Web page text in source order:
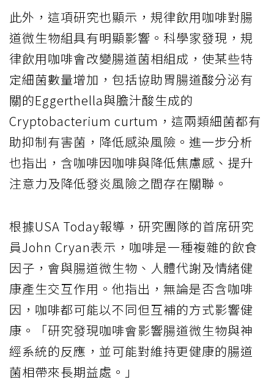
此外，這項研究也顯示，規律飲用咖啡對腸
道微生物組具有明顯影響。科學家發現，規
律飲用咖啡會改變腸道菌相組成，使某些特
定細菌數量增加，包括協助胃腸道酸分泌有
關的Eggerthella與膽汁酸生成的
Cryptobacterium curtum，這兩類細菌都有
助抑制有害菌，降低感染風險。進一步分析
也指出，含咖啡因咖啡與降低焦慮感、提升
注意力及降低發炎風險之間存在關聯。
根據USA Today報導，研究團隊的首席研究
員John Cryan表示，咖啡是一種複雜的飲食
因子，會與腸道微生物、人體代謝及情緒健
康產生交互作用。他指出，無論是否含咖啡
因，咖啡都可能以不同但互補的方式影響健
康。「研究發現咖啡會影響腸道微生物與神
經系統的反應，並可能對維持更健康的腸道
菌相帶來長期益處。」